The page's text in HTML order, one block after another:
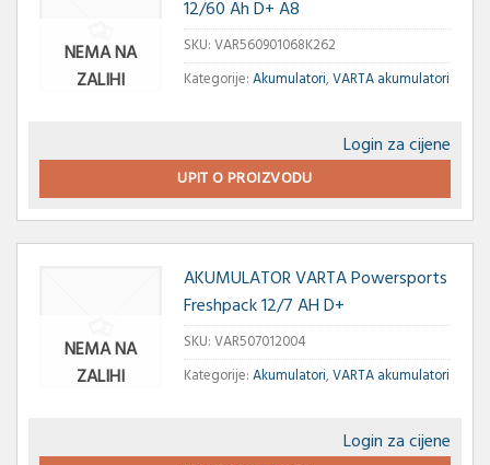
NEMA NA
ZALIHI
12/60 Ah D+ A8
SKU:VAR560901068K262
Kategorije:Akumulatori,VARTA akumulatori
Login za cijene
UPIT O PROIZVODU
NEMA NA
ZALIHI
AKUMULATOR VARTA Powersports
Freshpack 12/7 AH D+
SKU:VAR507012004
Kategorije:Akumulatori,VARTA akumulatori
Login za cijene